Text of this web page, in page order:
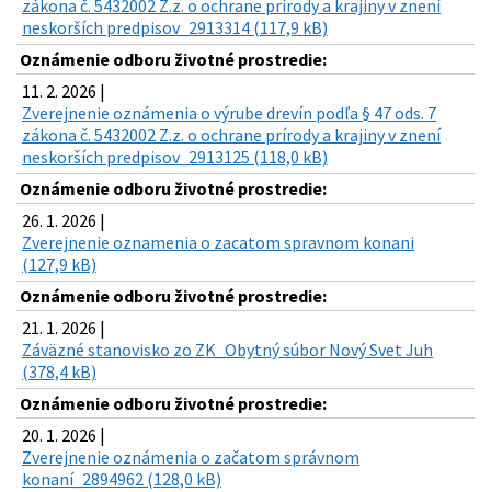
zákona č. 5432002 Z.z. o ochrane prírody a krajiny v znení
neskorších predpisov_2913314 (117,9 kB)
Oznámenie odboru životné prostredie:
11. 2. 2026 |
Zverejnenie oznámenia o výrube drevín podľa § 47 ods. 7
zákona č. 5432002 Z.z. o ochrane prírody a krajiny v znení
neskorších predpisov_2913125 (118,0 kB)
Oznámenie odboru životné prostredie:
26. 1. 2026 |
Zverejnenie oznamenia o zacatom spravnom konani
(127,9 kB)
Oznámenie odboru životné prostredie:
21. 1. 2026 |
Záväzné stanovisko zo ZK_Obytný súbor Nový Svet Juh
(378,4 kB)
Oznámenie odboru životné prostredie:
20. 1. 2026 |
Zverejnenie oznámenia o začatom správnom
konaní_2894962 (128,0 kB)